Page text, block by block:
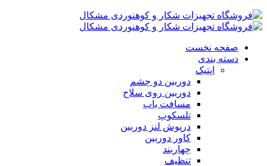
صفحه نخست
دسته بندی
اپتیک
دوربین دو چشم
دوربین روی سلاح
مسافت یاب
تلسکوپ
درپوش لنز دوربین
کاور دوربین
چهاربند
تنظیف